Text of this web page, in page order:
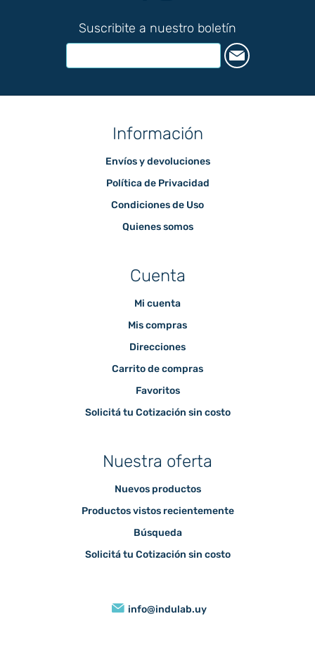
Suscribite a nuestro boletín
Información
Envíos y devoluciones
Política de Privacidad
Condiciones de Uso
Quienes somos
Cuenta
Mi cuenta
Mis compras
Direcciones
Carrito de compras
Favoritos
Solicitá tu Cotización sin costo
Nuestra oferta
Nuevos productos
Productos vistos recientemente
Búsqueda
Solicitá tu Cotización sin costo
info@indulab.uy